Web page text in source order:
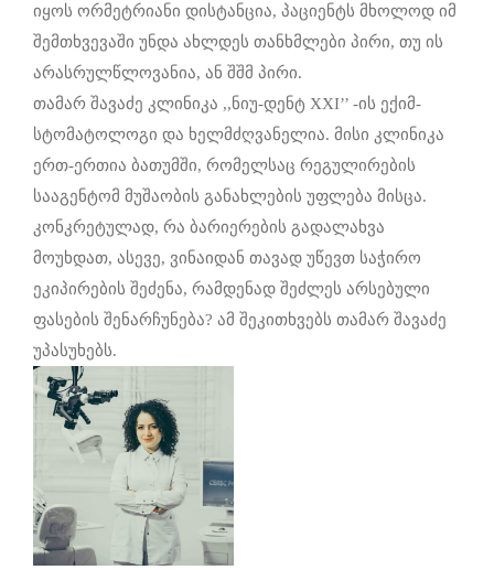
იყოს ორმეტრიანი დისტანცია, პაციენტს მხოლოდ იმ
შემთხვევაში უნდა ახლდეს თანხმლები პირი, თუ ის
არასრულწლოვანია, ან შშმ პირი.
თამარ შავაძე კლინიკა ,,ნიუ-დენტ XXI’’ -ის ექიმ-
სტომატოლოგი და ხელმძღვანელია. მისი კლინიკა
ერთ-ერთია ბათუმში, რომელსაც რეგულირების
სააგენტომ მუშაობის განახლების უფლება მისცა.
კონკრეტულად, რა ბარიერების გადალახვა
მოუხდათ, ასევე, ვინაიდან თავად უწევთ საჭირო
ეკიპირების შეძენა, რამდენად შეძლეს არსებული
ფასების შენარჩუნება? ამ შეკითხვებს თამარ შავაძე
უპასუხებს.